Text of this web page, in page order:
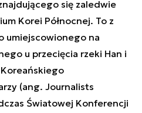
się zaledwie
Korei Północnej. To z
umiejscowionego na
u przecięcia rzeki Han i
(ang. Journalists
Światowej Konferencji